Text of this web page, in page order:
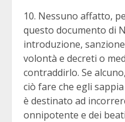
10. Nessuno affatto,
questo documento di
introduzione,
volontà e decreti o
contraddirlo. Se
ciò fare che egli
è destinato ad
onnipotente e dei